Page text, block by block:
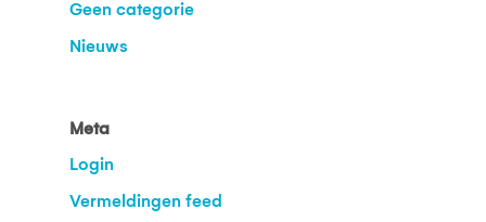
Geen categorie
Nieuws
Meta
Login
Vermeldingen feed